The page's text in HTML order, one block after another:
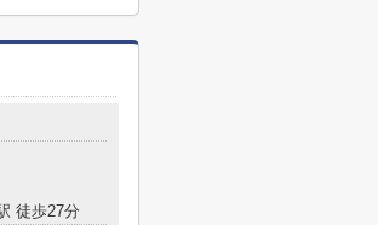
徒歩27分